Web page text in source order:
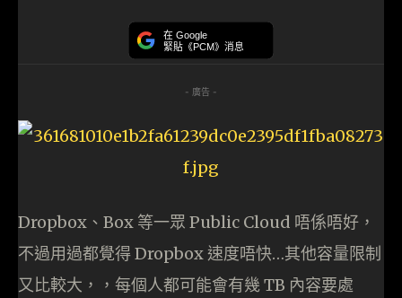
在 Google
緊貼《PCM》消息
- 廣告 -
Dropbox、Box 等一眾 Public Cloud 唔係唔好，
不過用過都覺得 Dropbox 速度唔快…其他容量限制
又比較大，，每個人都可能會有幾 TB 內容要處